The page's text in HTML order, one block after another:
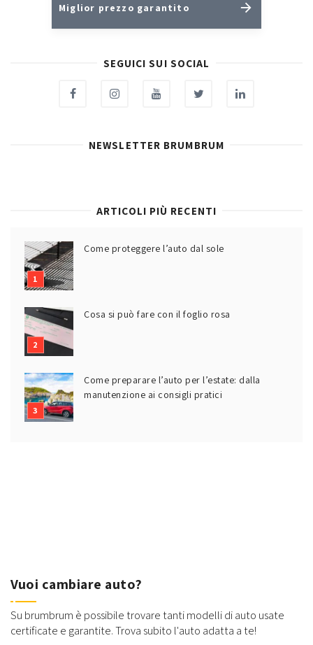
Miglior prezzo garantito
SEGUICI SUI SOCIAL
NEWSLETTER BRUMBRUM
ARTICOLI PIÙ RECENTI
Come proteggere l’auto dal sole
Cosa si può fare con il foglio rosa
Come preparare l’auto per l’estate: dalla
manutenzione ai consigli pratici
Vuoi cambiare auto?
Su brumbrum è possibile trovare tanti modelli di auto usate
certificate e garantite. Trova subito l'auto adatta a te!